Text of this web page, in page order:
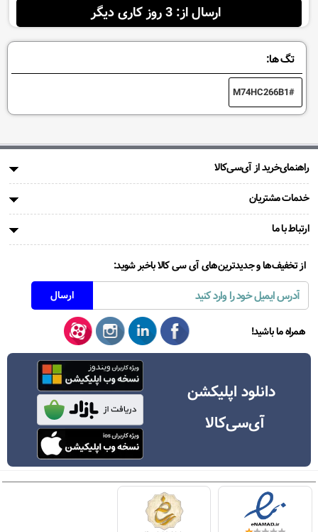
ارسال از: 3 روز کاری دیگر
تگ ها:
M74HC266B1
راهنمای‌خرید از آی‌سی‌کالا
خدمات مشتریان
ارتباط با ما
از تخفیف‌ها و جدیدترین‌های آی سی کالا باخبر شوید:
همراه ما باشید!
دانلود اپلیکشن
آی‌سی‌کالا